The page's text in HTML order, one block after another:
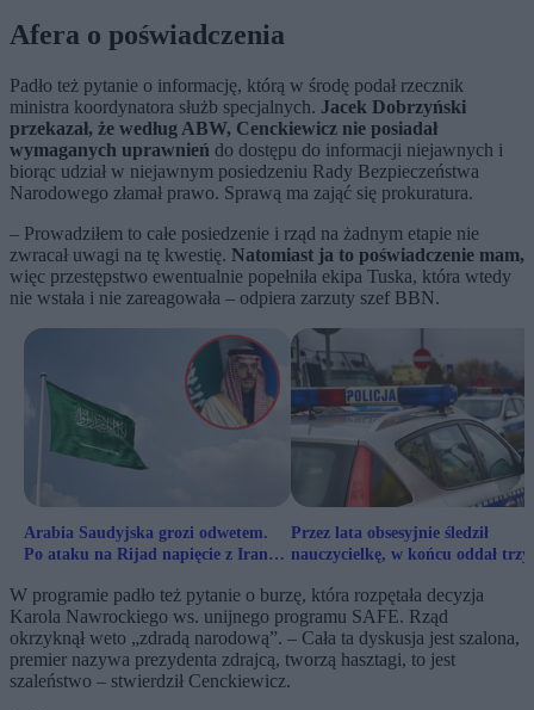
Afera o poświadczenia
Padło też pytanie o informację, którą w środę podał rzecznik
ministra koordynatora służb specjalnych. Jacek Dobrzyński
przekazał, że według ABW, Cenckiewicz nie posiadał
wymaganych uprawnień do dostępu do informacji niejawnych i
biorąc udział w niejawnym posiedzeniu Rady Bezpieczeństwa
Narodowego złamał prawo. Sprawą ma zająć się prokuratura.
– Prowadziłem to całe posiedzenie i rząd na żadnym etapie nie
zwracał uwagi na tę kwestię. Natomiast ja to poświadczenie mam,
więc przestępstwo ewentualnie popełniła ekipa Tuska, która wtedy
nie wstała i nie zareagowała – odpiera zarzuty szef BBN.
Arabia Saudyjska grozi odwetem.
Po ataku na Rijad napięcie z Iranem
Przez lata obsesyjnie śledził
nauczycielkę, w końcu oddał trzy
W programie padło też pytanie o burzę, która rozpętała decyzja
Karola Nawrockiego ws. unijnego programu SAFE. Rząd
okrzyknął weto „zdradą narodową”. – Cała ta dyskusja jest szalona,
premier nazywa prezydenta zdrajcą, tworzą hasztagi, to jest
szaleństwo – stwierdził Cenckiewicz.